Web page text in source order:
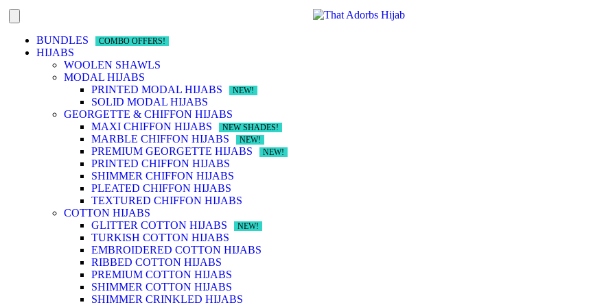
BUNDLES COMBO OFFERS!
HIJABS
WOOLEN SHAWLS
MODAL HIJABS
PRINTED MODAL HIJABS
NEW!
SOLID MODAL HIJABS
GEORGETTE & CHIFFON HIJABS
MAXI CHIFFON HIJABS
NEW SHADES!
MARBLE CHIFFON HIJABS NEW!
PREMIUM GEORGETTE HIJABS NEW!
PRINTED CHIFFON HIJABS
SHIMMER CHIFFON HIJABS
PLEATED CHIFFON HIJABS
TEXTURED CHIFFON HIJABS
COTTON HIJABS
GLITTER COTTON HIJABS
NEW!
TURKISH COTTON HIJABS
EMBROIDERED COTTON HIJABS
RIBBED COTTON HIJABS
PREMIUM COTTON HIJABS
SHIMMER COTTON HIJABS
SHIMMER CRINKLED HIJABS